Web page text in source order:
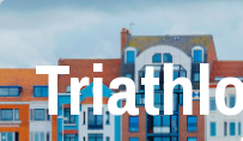
Skip
content